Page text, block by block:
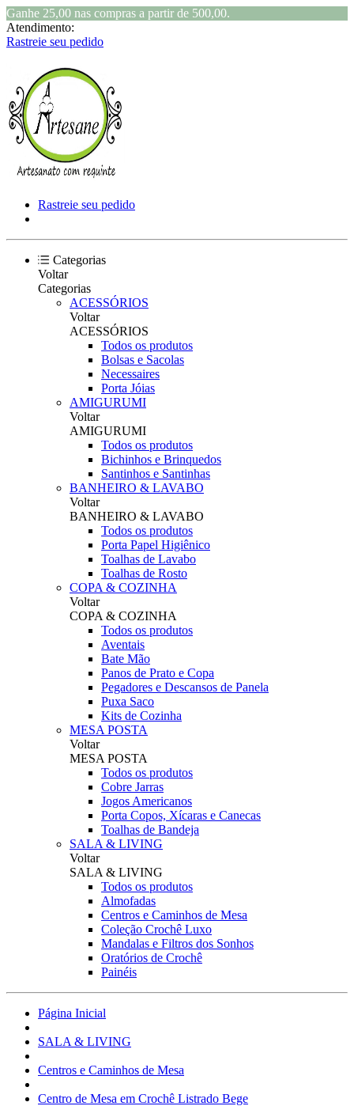
Ganhe 25,00 nas compras a partir de 500,00.
Atendimento:
Rastreie seu pedido
Rastreie seu pedido
Categorias
Voltar
Categorias
ACESSÓRIOS
Voltar
ACESSÓRIOS
Todos os produtos
Bolsas e Sacolas
Necessaires
Porta Jóias
AMIGURUMI
Voltar
AMIGURUMI
Todos os produtos
Bichinhos e Brinquedos
Santinhos e Santinhas
BANHEIRO & LAVABO
Voltar
BANHEIRO & LAVABO
Todos os produtos
Porta Papel Higiênico
Toalhas de Lavabo
Toalhas de Rosto
COPA & COZINHA
Voltar
COPA & COZINHA
Todos os produtos
Aventais
Bate Mão
Panos de Prato e Copa
Pegadores e Descansos de Panela
Puxa Saco
Kits de Cozinha
MESA POSTA
Voltar
MESA POSTA
Todos os produtos
Cobre Jarras
Jogos Americanos
Porta Copos, Xícaras e Canecas
Toalhas de Bandeja
SALA & LIVING
Voltar
SALA & LIVING
Todos os produtos
Almofadas
Centros e Caminhos de Mesa
Coleção Crochê Luxo
Mandalas e Filtros dos Sonhos
Oratórios de Crochê
Painéis
Página Inicial
SALA & LIVING
Centros e Caminhos de Mesa
Centro de Mesa em Crochê Listrado Bege